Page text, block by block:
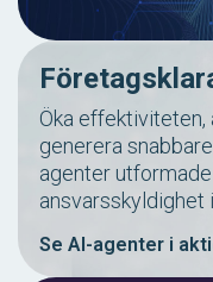
Öka effektiviteten,
generera
agenter
ansvarsskyldighet
Se AI-agenter i